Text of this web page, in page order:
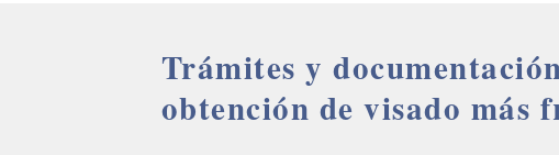
Trámites y
obtención de visado más